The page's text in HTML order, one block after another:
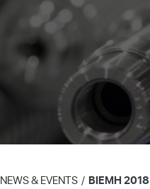
NEWS & EVENTS BIEMH 2018